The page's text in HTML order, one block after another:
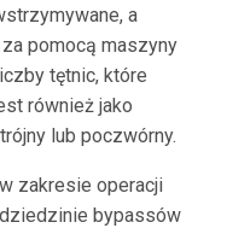
a
pomocą maszyny
tętnic, które
również jako
lub poczwórny.
zakresie operacji
bypassów